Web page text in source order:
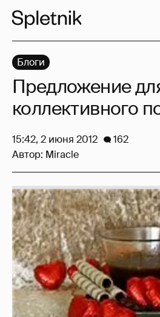
Блоги
Предложение
коллективного
15:42, 2 июня 2012
162
Автор: Miracle